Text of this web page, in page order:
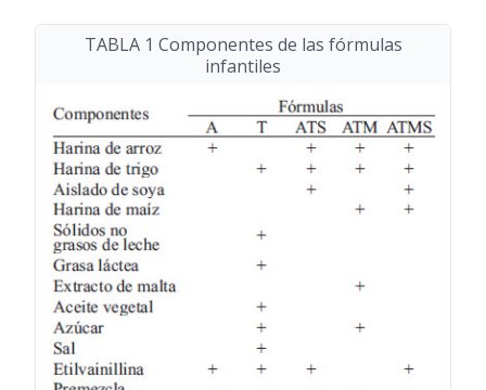
TABLA 1 Componentes de las fórmulas
infantiles